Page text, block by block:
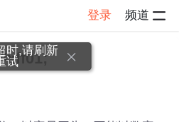
登录 频道
时,请刷新
试